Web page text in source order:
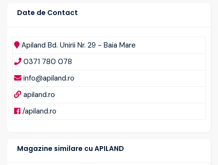
Date de Contact
Apiland Bd. Unirii Nr. 29 - Baia Mare
0371 780 078
info@apiland.ro
apiland.ro
/apiland.ro
Magazine similare cu APILAND